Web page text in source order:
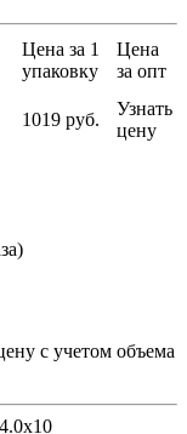
Цена за 1
упаковку
Цена
за опт
1019 руб.
Узнать
цену
с учетом объема